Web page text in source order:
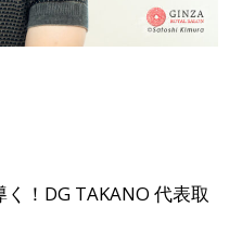
！DG TAKANO 代表取